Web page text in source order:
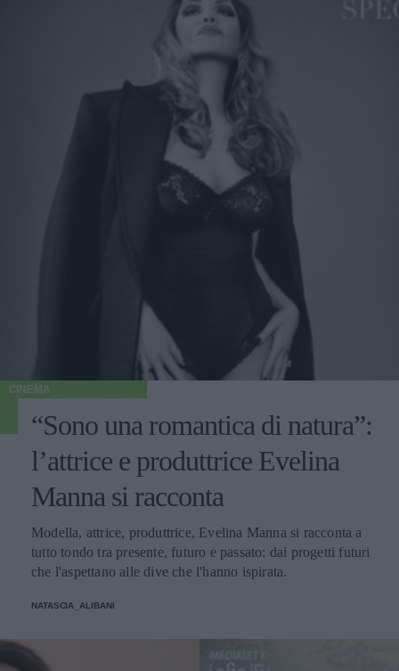
CINEMA
“Sono una romantica di natura”:
l’attrice e produttrice Evelina
Manna si racconta
Modella, attrice, produttrice, Evelina Manna si racconta a
tutto tondo tra presente, futuro e passato: dai progetti futuri
che l'aspettano alle dive che l'hanno ispirata.
NATASCIA_ALIBANI